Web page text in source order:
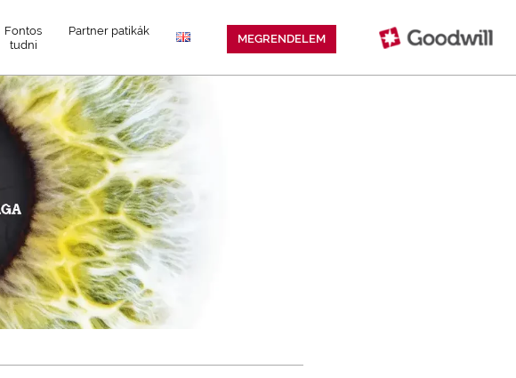
Fontos
tudni
Partner patikák
MEGRENDELEM